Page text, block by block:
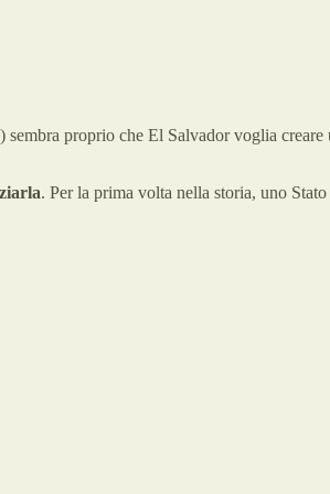
proprio che El Salvador voglia creare
. Per la prima volta nella storia, uno